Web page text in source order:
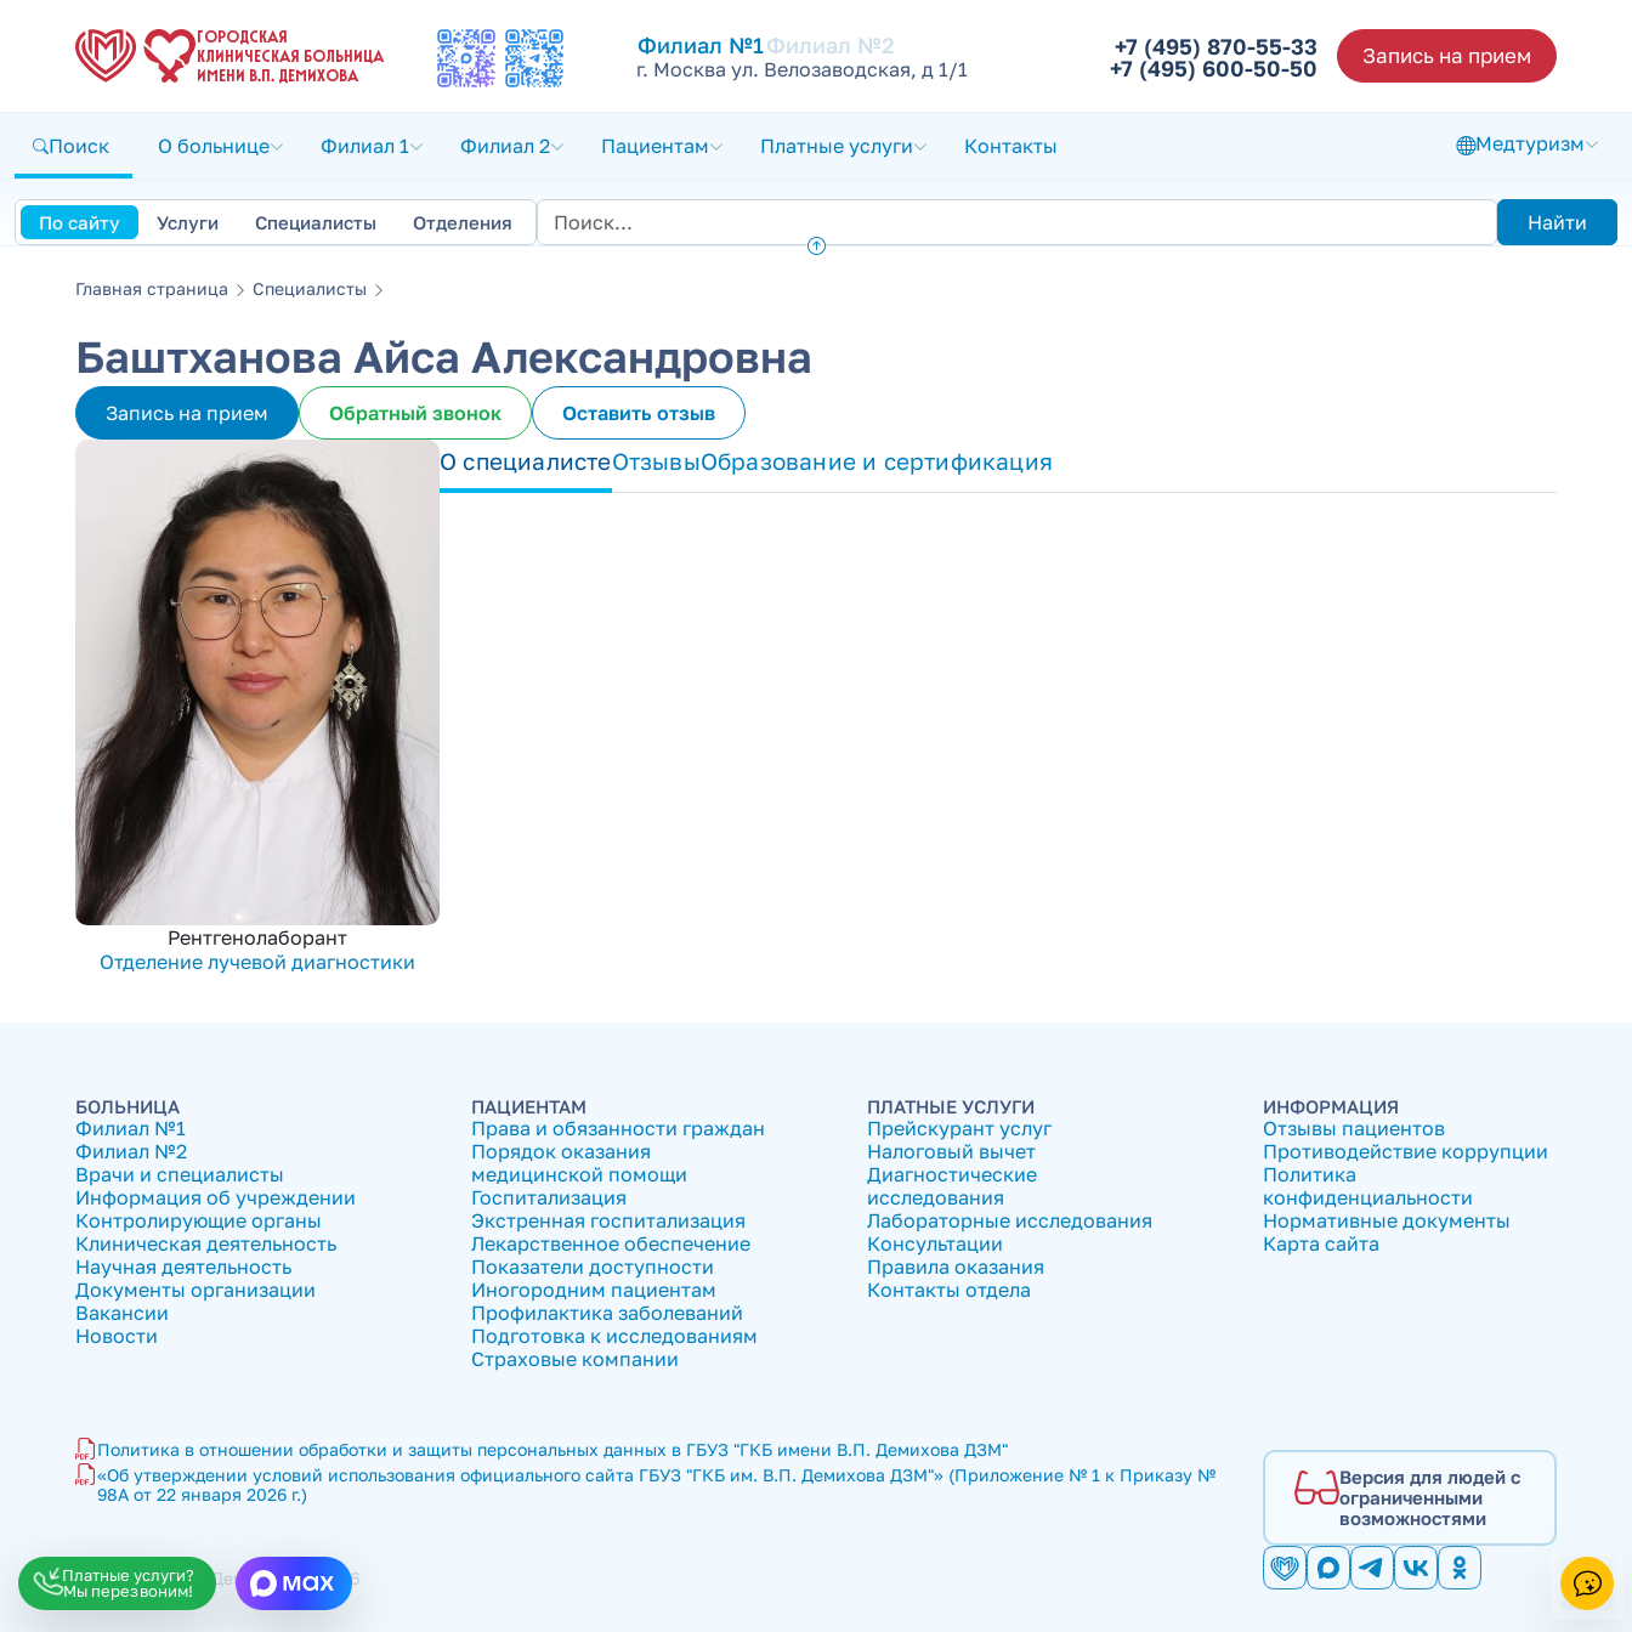
ГОРОДСКАЯ
КЛИНИЧЕСКАЯ БОЛЬНИЦА
ИМЕНИ В.П. ДЕМИХОВА
Филиал №1Филиал №2
г. Москва ул. Велозаводская, д 1/1
+7 (495) 870-55-33
+7 (495) 600-50-50
Запись на прием
Поиск О больнице Филиал 1 Филиал 2 Пациентам Платные услуги Контакты Медтуризм
По сайту Услуги Специалисты Отделения Найти
Главная страница Специалисты
Баштханова Айса Александровна
Запись на прием Обратный звонок Оставить отзыв
Рентгенолаборант
Отделение лучевой диагностики
О специалистеОтзывыОбразование и сертификация
БОЛЬНИЦА
Филиал №1
Филиал №2
Врачи и специалисты
Информация об учреждении
Контролирующие органы
Клиническая деятельность
Научная деятельность
Документы организации
Вакансии
Новости
ПАЦИЕНТАМ
Права и обязанности граждан
Порядок оказания
медицинской помощи
Госпитализация
Экстренная госпитализация
Лекарственное обеспечение
Показатели доступности
Иногородним пациентам
Профилактика заболеваний
Подготовка к исследованиям
Страховые компании
ПЛАТНЫЕ УСЛУГИ
Прейскурант услуг
Налоговый вычет
Диагностические
исследования
Лабораторные исследования
Консультации
Правила оказания
Контакты отдела
ИНФОРМАЦИЯ
Отзывы пациентов
Противодействие коррупции
Политика
конфиденциальности
Нормативные документы
Карта сайта
Политика в отношении обработки и защиты персональных данных в ГБУЗ "ГКБ имени В.П. Демихова ДЗМ"
«Об утверждении условий использования официального сайта ГБУЗ "ГКБ им. В.П. Демихова ДЗМ"» (Приложение № 1 к Приказу №
98А от 22 января 2026 г.)
Версия для людей с
ограниченными
возможностями
ГКБ имени В.П. Демихова © 2026
Платные услуги?
Мы перезвоним!